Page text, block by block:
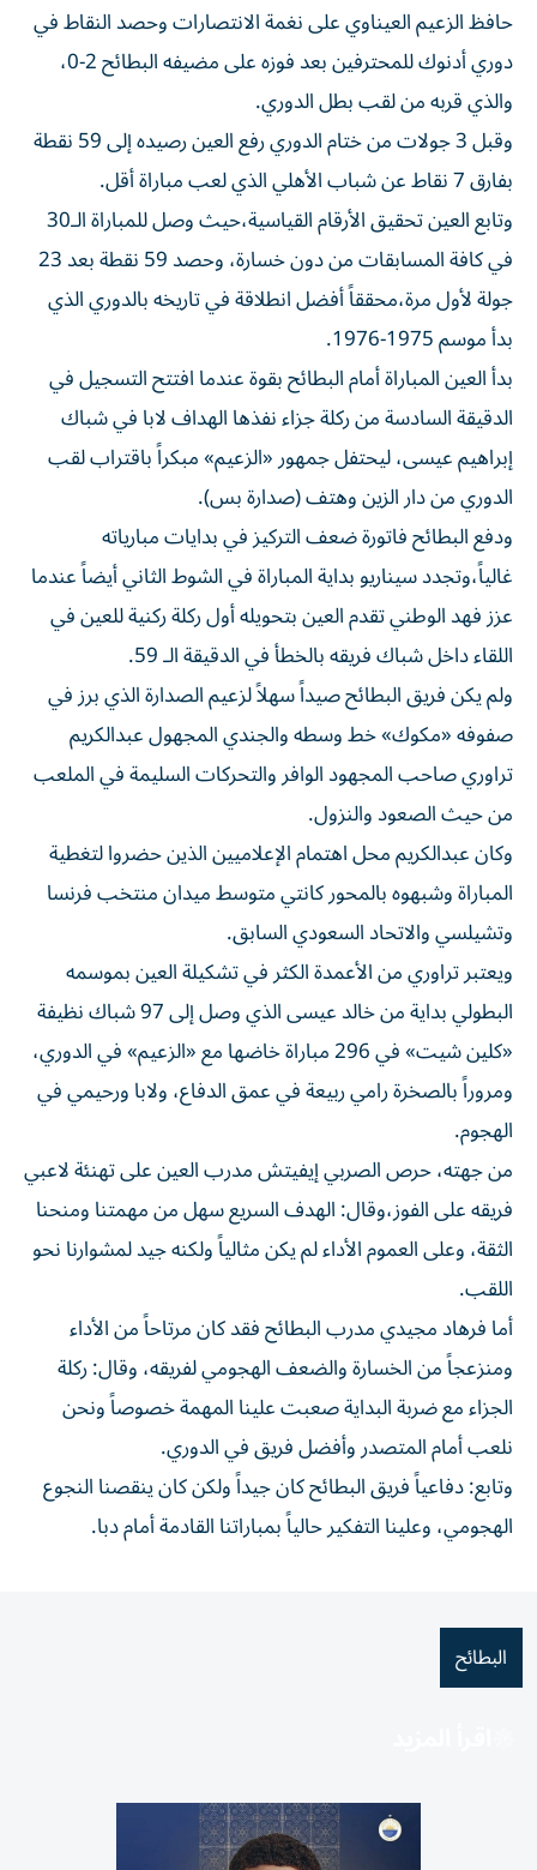
حافظ الزعيم العيناوي على نغمة الانتصارات وحصد النقاط في
دوري أدنوك للمحترفين بعد فوزه على مضيفه البطائح 2-0،
والذي قربه من لقب بطل الدوري.
وقبل 3 جولات من ختام الدوري رفع العين رصيده إلى 59 نقطة
بفارق 7 نقاط عن شباب الأهلي الذي لعب مباراة أقل.
وتابع العين تحقيق الأرقام القياسية،حيث وصل للمباراة الـ30
في كافة المسابقات من دون خسارة، وحصد 59 نقطة بعد 23
جولة لأول مرة،محققاً أفضل انطلاقة في تاريخه بالدوري الذي
بدأ موسم 1975-1976.
بدأ العين المباراة أمام البطائح بقوة عندما افتتح التسجيل في
الدقيقة السادسة من ركلة جزاء نفذها الهداف لابا في شباك
إبراهيم عيسى، ليحتفل جمهور «الزعيم» مبكراً باقتراب لقب
الدوري من دار الزين وهتف (صدارة بس).
ودفع البطائح فاتورة ضعف التركيز في بدايات مبارياته
غالياً،وتجدد سيناريو بداية المباراة في الشوط الثاني أيضاً عندما
عزز فهد الوطني تقدم العين بتحويله أول ركلة ركنية للعين في
اللقاء داخل شباك فريقه بالخطأ في الدقيقة الـ 59.
ولم يكن فريق البطائح صيداً سهلاً لزعيم الصدارة الذي برز في
صفوفه «مكوك» خط وسطه والجندي المجهول عبدالكريم
تراوري صاحب المجهود الوافر والتحركات السليمة في الملعب
من حيث الصعود والنزول.
وكان عبدالكريم محل اهتمام الإعلاميين الذين حضروا لتغطية
المباراة وشبهوه بالمحور كانتي متوسط ميدان منتخب فرنسا
وتشيلسي والاتحاد السعودي السابق.
ويعتبر تراوري من الأعمدة الكثر في تشكيلة العين بموسمه
البطولي بداية من خالد عيسى الذي وصل إلى 97 شباك نظيفة
«كلين شيت» في 296 مباراة خاضها مع «الزعيم» في الدوري،
ومروراً بالصخرة رامي ربيعة في عمق الدفاع، ولابا ورحيمي في
الهجوم.
من جهته، حرص الصربي إيفيتش مدرب العين على تهنئة لاعبي
فريقه على الفوز،وقال: الهدف السريع سهل من مهمتنا ومنحنا
الثقة، وعلى العموم الأداء لم يكن مثالياً ولكنه جيد لمشوارنا نحو
اللقب.
أما فرهاد مجيدي مدرب البطائح فقد كان مرتاحاً من الأداء
ومنزعجاً من الخسارة والضعف الهجومي لفريقه، وقال: ركلة
الجزاء مع ضربة البداية صعبت علينا المهمة خصوصاً ونحن
نلعب أمام المتصدر وأفضل فريق في الدوري.
وتابع: دفاعياً فريق البطائح كان جيداً ولكن كان ينقصنا النجوع
الهجومي، وعلينا التفكير حالياً بمباراتنا القادمة أمام دبا.
البطائح